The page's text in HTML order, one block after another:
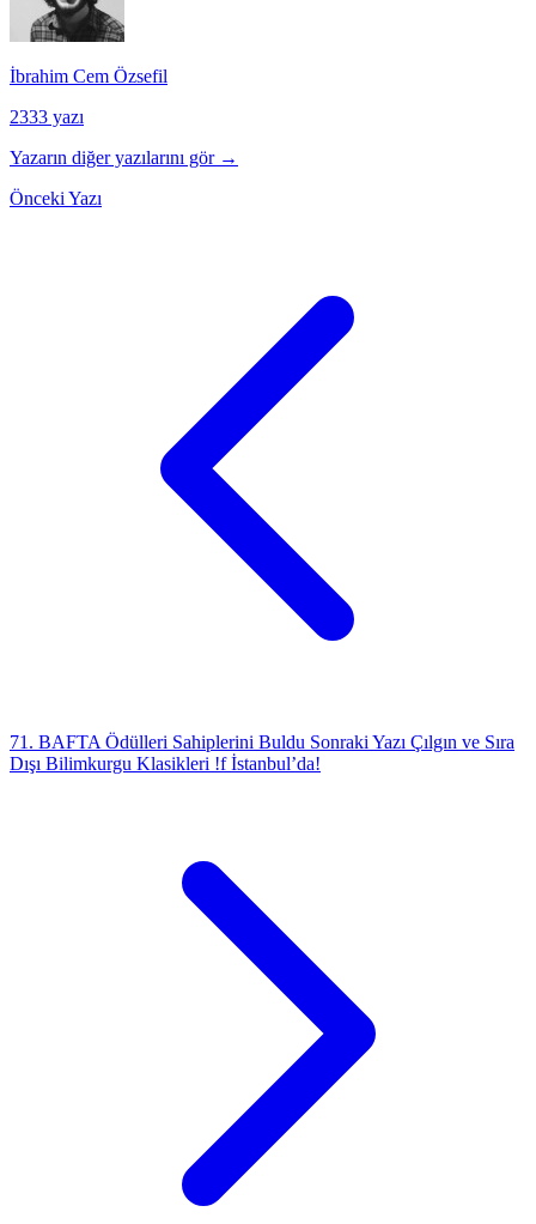
İbrahim Cem Özsefil
2333 yazı
Yazarın diğer yazılarını gör →
Önceki Yazı
71. BAFTA Ödülleri Sahiplerini Buldu Sonraki Yazı Çılgın ve Sıra
Dışı Bilimkurgu Klasikleri !f İstanbul’da!